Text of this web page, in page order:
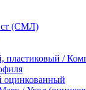
(СМЛ)
пластиковый /
оцинкованный